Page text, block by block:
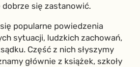
się zastanowić.
popularne powiedzenia
sytuacji, ludzkich zachowań,
Część z nich słyszymy
głównie z książek, szkoły